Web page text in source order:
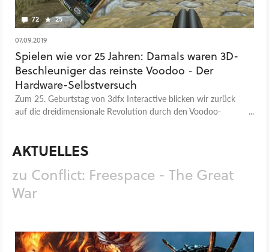
72 25
07.09.2019
Spielen wie vor 25 Jahren: Damals waren 3D-
Beschleuniger das reinste Voodoo - Der
Hardware-Selbstversuch
Zum 25. Geburtstag von 3dfx Interactive blicken wir zurück
auf die dreidimensionale Revolution durch den Voodoo-
zum Laufen bringen.
AKTUELLES
zu Conflict: Freespace - The Great
War